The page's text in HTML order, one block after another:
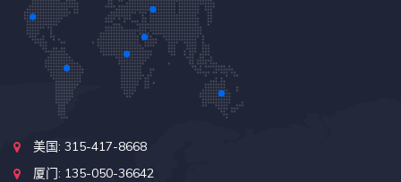
美国: 315-417-8668
厦门: 135-050-36642